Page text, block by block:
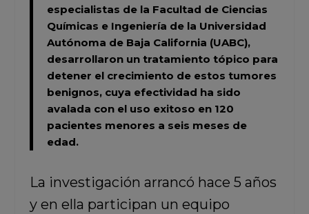
especialistas de la Facultad de Ciencias
Químicas e Ingeniería de la Universidad
Autónoma de Baja California (UABC),
desarrollaron un tratamiento tópico para
detener el crecimiento de estos tumores
benignos, cuya efectividad ha sido
avalada con el uso exitoso en 120
pacientes menores a seis meses de
edad.
La investigación arrancó hace 5 años
y en ella participan un equipo